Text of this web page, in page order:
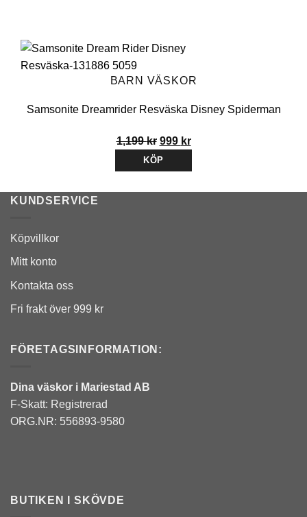
BARN VÄSKOR
Samsonite Dreamrider Resväska Disney Spiderman
1,199kr Det
ursprungliga
priset
var:
999 krDet
priset
är:
KÖP
KUNDSERVICE
Köpvillkor
Mitt konto
Kontakta oss
Fri frakt över 999 kr
FÖRETAGSINFORMATION:
Dina väskor i Mariestad AB
F-Skatt: Registrerad
ORG.NR: 556893-9580
BUTIKEN I SKÖVDE